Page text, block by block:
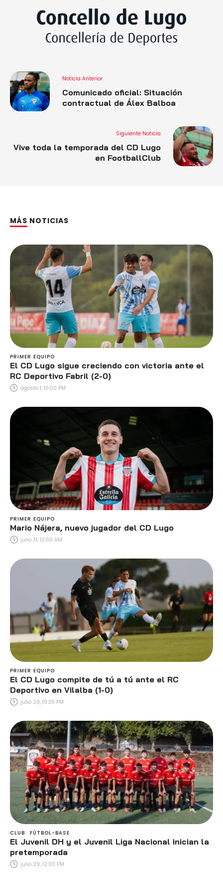
Noticia Anterior
Comunicado oficial: Situación
contractual de Álex Balboa
Siguiente Noticia
Vive toda la temporada del CD Lugo
en FootballClub
MÁS NOTICIAS
PRIMER EQUIPO
El CD Lugo sigue creciendo con victoria ante el
RC Deportivo Fabril (2-0)
agosto 1, 10:00 PM
PRIMER EQUIPO
Mario Nájera, nuevo jugador del CD Lugo
julio 31, 10:00 AM
PRIMER EQUIPO
El CD Lugo compite de tú a tú ante el RC
Deportivo en Vilalba (1-0)
julio 29, 10:30 PM
CLUB FÚTBOL-BASE
El Juvenil DH y el Juvenil Liga Nacional inician la
pretemporada
julio 29, 12:00 PM